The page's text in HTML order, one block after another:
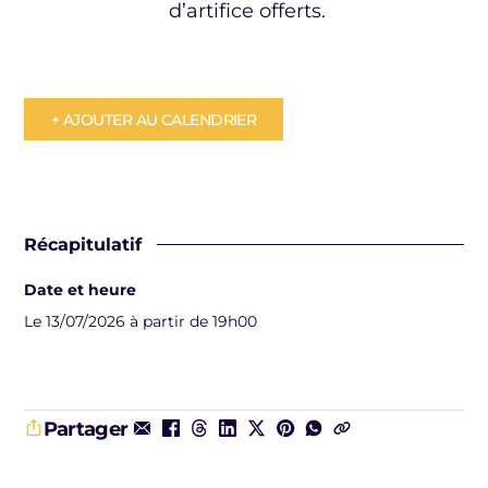
d’artifice offerts.
+ AJOUTER AU CALENDRIER
Récapitulatif
Date et heure
Le 13/07/2026 à partir de 19h00
Partager